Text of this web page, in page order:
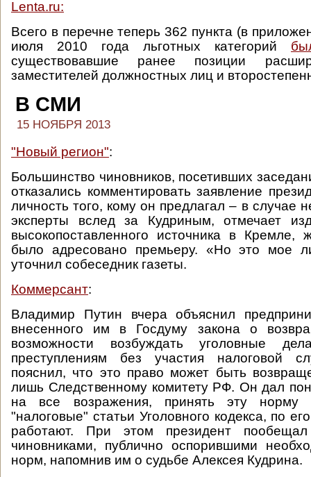
Lenta.ru:
Всего в перечне теперь 362 пункта (в
июля 2010 года льготных категорий
существовавшие ранее позиции
заместителей должностных лиц и
В СМИ
15 НОЯБРЯ 2013
"Новый регион":
Большинство чиновников, посетивших
отказались комментировать заявление
личность того, кому он предлагал – в случае
эксперты вслед за Кудриным, отмечает
высокопоставленного источника в Кремле,
было адресовано премьеру. «Но это мое
уточнил собеседник газеты.
Коммерсант:
Владимир Путин вчера объяснил
внесенного им в Госдуму закона о
возможности возбуждать уголовные
преступлениям без участия налоговой
пояснил, что это право может быть
лишь Следственному комитету РФ. Он дал
на все возражения, принять эту норму
"налоговые" статьи Уголовного кодекса, по
работают. При этом президент
чиновниками, публично оспорившими
норм, напомнив им о судьбе Алексея Кудрина.